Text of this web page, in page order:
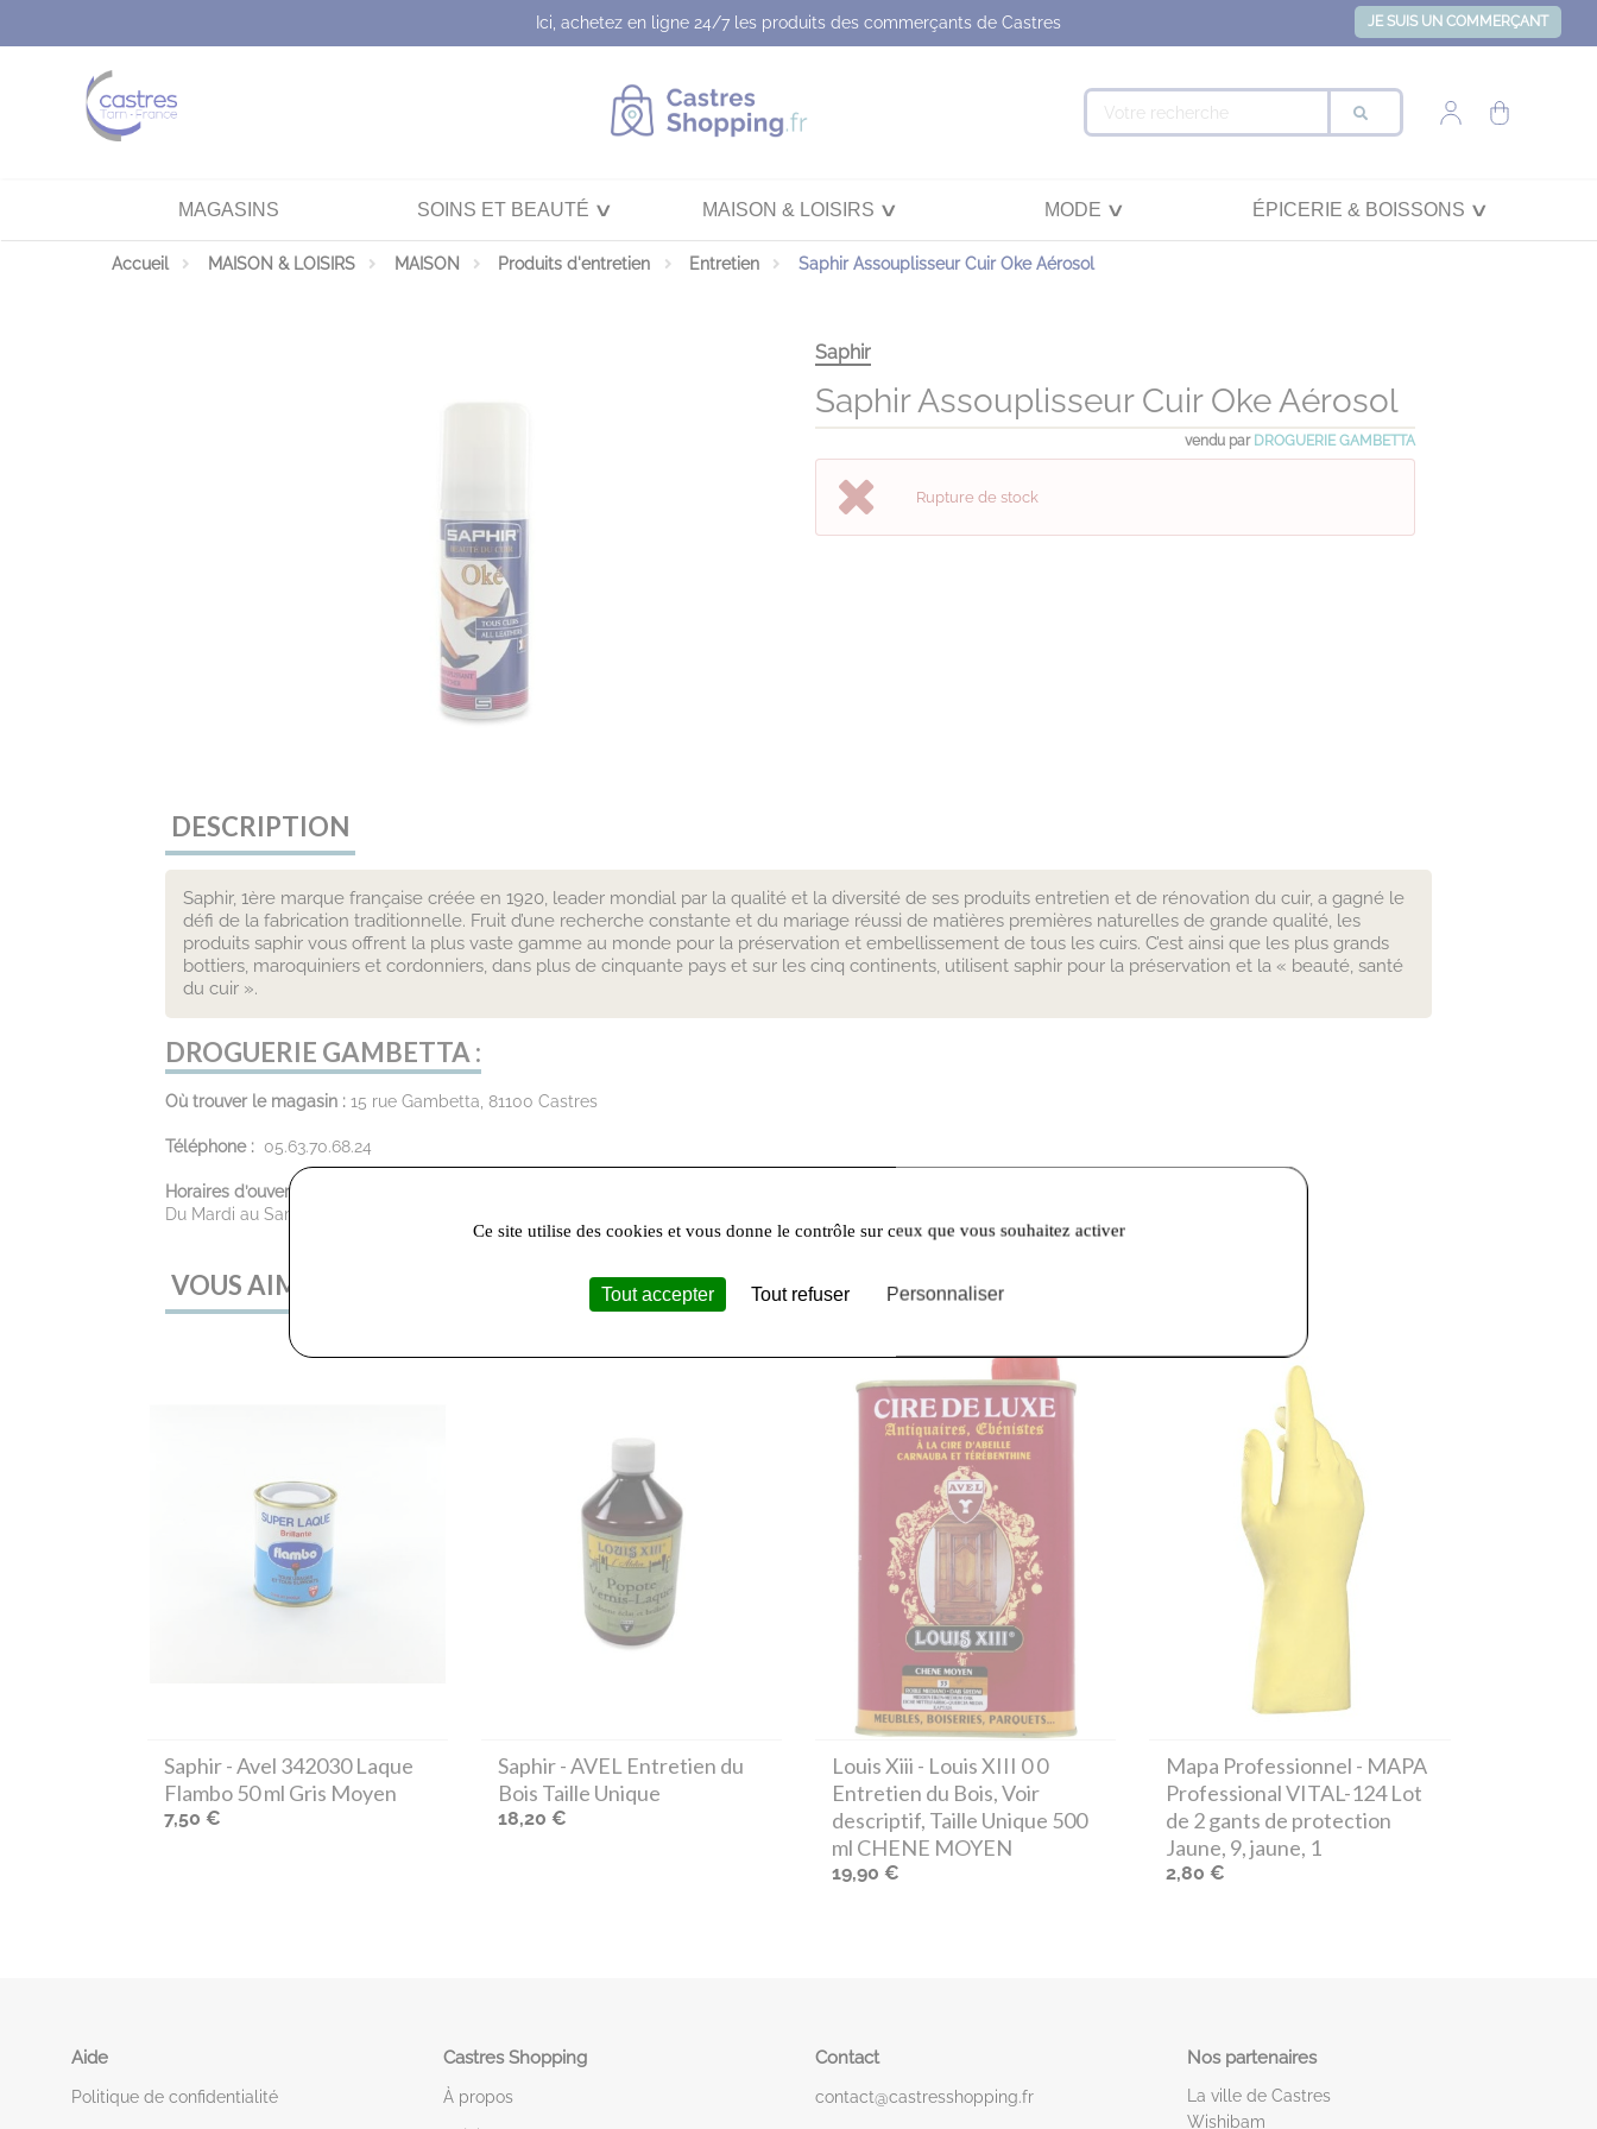
Ici, achetez en ligne 24/7 les produits des commerçants de Castres JE SUIS UN COMMERÇANT
MAGASINS SOINS ET BEAUTÉ MAISON & LOISIRS MODE ÉPICERIE & BOISSONS
Accueil MAISON & LOISIRS MAISON Produits d'entretien Entretien Saphir Assouplisseur Cuir Oke Aérosol
Saphir
Saphir Assouplisseur Cuir Oke Aérosol
vendu par DROGUERIE GAMBETTA
Rupture de stock
DESCRIPTION
Saphir, 1ère marque française créée en 1920, leader mondial par la qualité et la diversité de ses produits entretien et de rénovation du cuir, a gagné le
défi de la fabrication traditionnelle. Fruit d’une recherche constante et du mariage réussi de matières premières naturelles de grande qualité, les
produits saphir vous offrent la plus vaste gamme au monde pour la préservation et embellissement de tous les cuirs. C’est ainsi que les plus grands
bottiers, maroquiniers et cordonniers, dans plus de cinquante pays et sur les cinq continents, utilisent saphir pour la préservation et la « beauté, santé
du cuir ».
DROGUERIE GAMBETTA :
Où trouver le magasin :15 rue Gambetta, 81100 Castres
Téléphone : 05.63.70.68.24
Horaires d’ouverture :
Du Mardi au Samedi : 9:30 - 12:00 / 14:00 - 19:00
VOUS AIMEREZ AUSSI
Saphir- Avel 342030 Laque
Flambo 50 ml Gris Moyen
7,50 €
Saphir- AVEL Entretien du
Bois Taille Unique
18,20 €
Louis Xiii - Louis XIII 0 0
Entretien du Bois, Voir
descriptif, Taille Unique 500
ml CHENE MOYEN
19,90 €
Mapa Professionnel - MAPA
Professional VITAL-124 Lot
de 2 gants de protection
Jaune, 9, jaune, 1
2,80 €
Aide
Politique de confidentialité
Castres Shopping
À propos
Contact
contact@castresshopping.fr
Nos partenaires
La ville de Castres
Wishibam
Ce site utilise des cookies et vous donne le contrôle sur ceux que vous souhaitez activer
Tout accepter Tout refuser Personnaliser